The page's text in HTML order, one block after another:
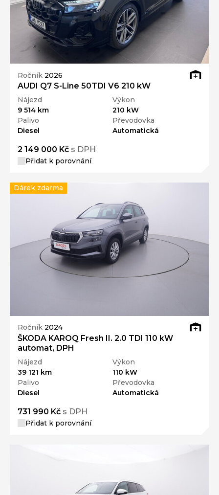
Ročník 2026
AUDI Q7 S-Line 50TDI V6 210 kW
Nájezd
9 514 km
Výkon
210 kW
Palivo
Diesel
Převodovka
Automatická
2 149 000 Kč s DPH
Přidat k porovnání
Ročník 2024
ŠKODA KAROQ Fresh II. 2.0 TDI 110 kW
automat, DPH
Nájezd
39 121 km
Výkon
110 kW
Palivo
Diesel
Převodovka
Automatická
731 990 Kč s DPH
Přidat k porovnání
Dárek zdarma